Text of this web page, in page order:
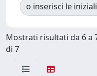
o inserisci le
Mostrati risultati da 6 a
di 7